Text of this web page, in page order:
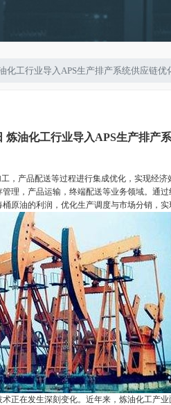
化工行业导入APS生产排产系统供应链优
炼油化工行业导入APS生产排产
，产品配送等过程进行集成优化，实现经
理，产品运输，终端配送等业务领域。通
原油的利润，优化生产调度与市场分销，实
在发生深刻变化。近年来，炼油化工产业